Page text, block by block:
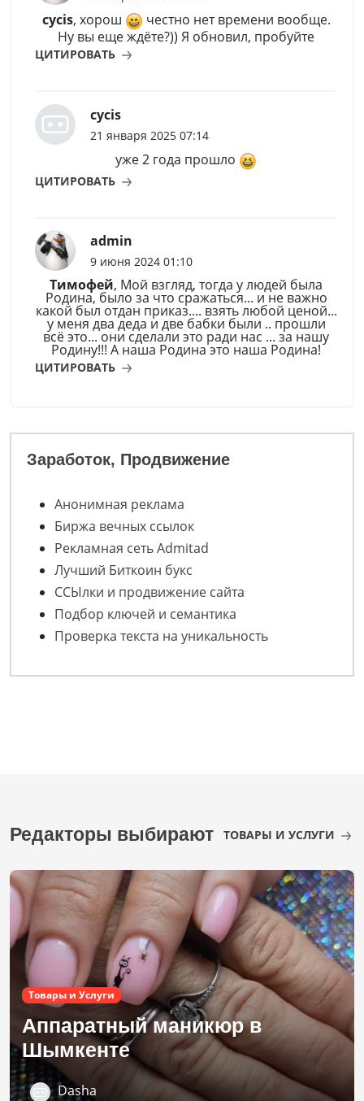
cycis, хорош
честно нет времени вообще.
Ну вы еще ждёте?)) Я обновил, пробуйте
ЦИТИРОВАТЬ
cycis
21 января 2025 07:14
уже 2 года прошло
ЦИТИРОВАТЬ
admin
9 июня 2024 01:10
Тимофей, Мой взгляд, тогда у людей была
Родина, было за что сражаться... и не важно
какой был отдан приказ.... взять любой ценой...
у меня два деда и две бабки были .. прошли
всё это... они сделали это ради нас ... за нашу
Родину!!! А наша Родина это наша Родина!
ЦИТИРОВАТЬ
Заработок, Продвижение
Анонимная реклама
Биржа вечных ссылок
Рекламная сеть Admitad
Лучший Биткоин букс
ССЫлки и продвижение сайта
Подбор ключей и семантика
Проверка текста на уникальность
Редакторы выбирают ТОВАРЫ И УСЛУГИ
Товары и Услуги
Аппаратный маникюр в
Шымкенте
Dasha